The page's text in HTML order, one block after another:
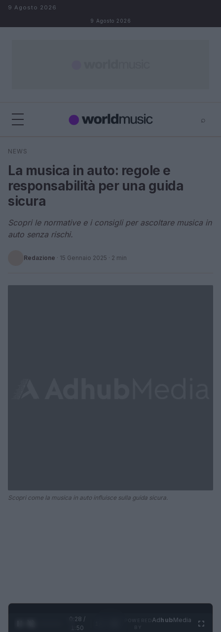
Salta al contenuto
9 Agosto 2026
9 Agosto 2026
⌕
Cerca
NEWS
La musica in auto: regole e
responsabilità per una guida
sicura
Scopri le normative e i consigli per ascoltare musica in
auto senza rischi.
Redazione · 15 Gennaio 2025 · 2 min
Scopri come la musica in auto influisce sulla guida sicura.
0:28 /
1:50
AdhubMedia